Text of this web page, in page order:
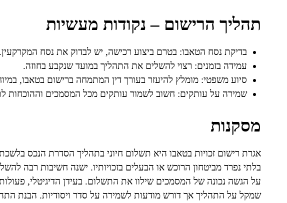
תהליך הרישום – נקודות מעשיות
בדיקת נסח הטאבו: בטרם ביצוע רכישה, יש לבדוק את נסח המקרקעין.
עמידה בזמנים: רצוי להשלים את התהליך במועד שנקבע בחוזה.
סיוע משפטי: מומלץ להיעזר בעורך דין המתמחה ברישום בטאבו,
שמירה על עותקים: חשוב לשמור עותקים מכל המסמכים וההוכחות
מסקנות
אגרת רישום זכויות בטאבו היא תשלום חיוני בתהליך הסדרת הנכס
בלתי נפרד מביטחון הרוכש או הבעלים בזכויותיו. ישנה חשיבות רבה
על הגשה נכונה של המסמכים שילוו את התשלום. בעידן הדיגיטלי,
שמקל על התהליך אך דורש מודעות לשמירה על סדר ויסודיות. הבנת